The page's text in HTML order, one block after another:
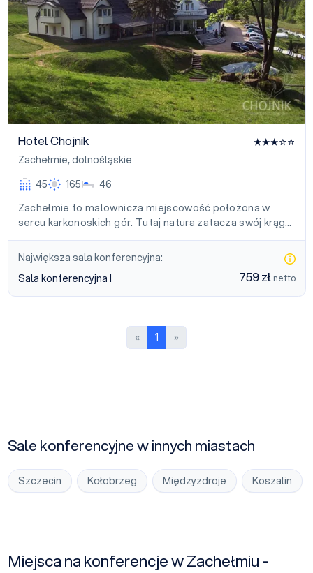
Hotel Chojnik
Zachełmie,dolnośląskie
45
165
46
Zachełmie to malownicza miejscowość położona w
sercu karkonoskich gór. Tutaj natura zatacza swój krąg…
Największa sala konferencyjna:
Sala konferencyjna I
759 zł netto
«Poprzednia strona
1 »Następna strona
Sale konferencyjne w innych miastach
Szczecin Kołobrzeg Międzyzdroje Koszalin
Miejsca na konferencje w Zachełmiu -